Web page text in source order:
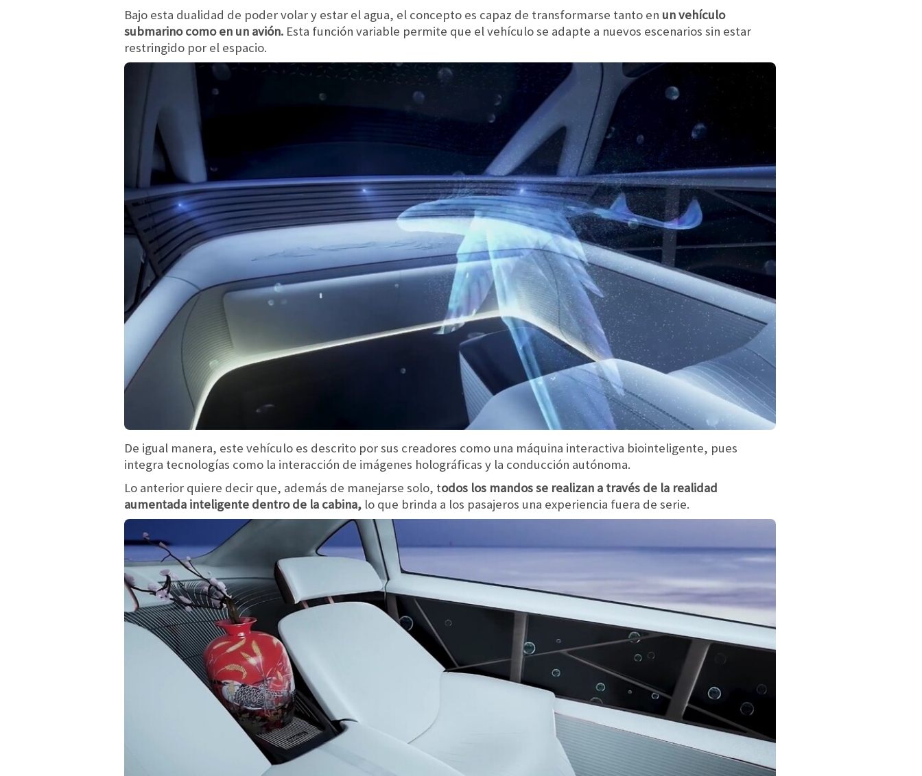
Bajo esta dualidad de poder volar y estar el agua, el concepto es capaz de transformarse tanto en un vehículo
submarino como en un avión. Esta función variable permite que el vehículo se adapte a nuevos escenarios sin estar
restringido por el espacio.
De igual manera, este vehículo es descrito por sus creadores como una máquina interactiva biointeligente, pues
integra tecnologías como la interacción de imágenes holográficas y la conducción autónoma.
Lo anterior quiere decir que, además de manejarse solo, todos los mandos se realizan a través de la realidad
aumentada inteligente dentro de la cabina, lo que brinda a los pasajeros una experiencia fuera de serie.